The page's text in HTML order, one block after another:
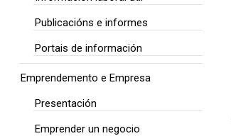
Publicacións e informes
Portais de información
Emprendemento e Empresa
Presentación
Emprender un negocio